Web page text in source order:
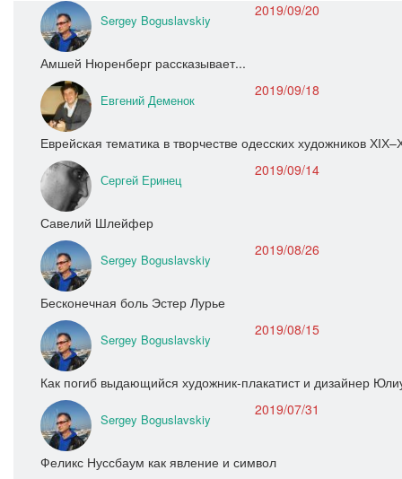
Sergey Boguslavskiy
2019/09/20
Амшей Нюренберг рассказывает...
Евгений Деменок
2019/09/18
Еврейская тематика в творчестве одесских художников
Сергей Еринец
2019/09/14
Савелий Шлейфер
Sergey Boguslavskiy
2019/08/26
Бесконечная боль Эстер Лурье
Sergey Boguslavskiy
2019/08/15
Как погиб выдающийся художник-плакатист и дизайнер
Sergey Boguslavskiy
2019/07/31
Феликс Нуссбаум как явление и символ